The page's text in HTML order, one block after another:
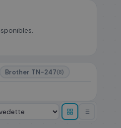
Brother TN-247(8)